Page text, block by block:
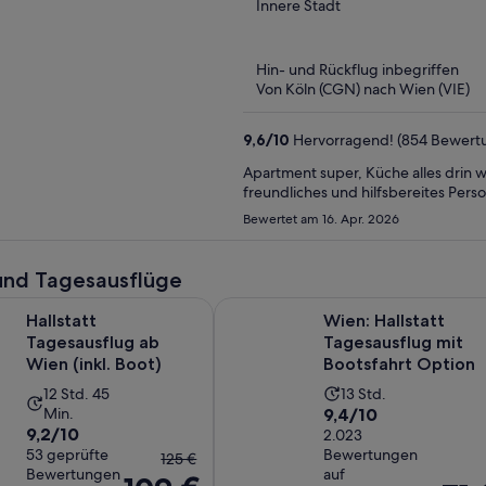
out
Innere Stadt
Hin- und Rückflug inbegriffen
Von Köln (CGN) nach Wien (VIE)
9,6/10 Hervorragend! (854
Apartment super, Küche alles drin
freundliches und hilfsbereites
Bewertet am 16. Apr. 2026
Tagesausflüge
Hallstatt
Tagesausflug ab
Wien (inkl. Boot)
Die
Aktivität
dauert
12
12 Std. 45
Min.
9.2
von
10,
9,2/10
53 geprüfte
Bewertungen
Der
vorherige
125 €
Wien: Hallstatt
Tagesausflug mit
Bootsfahrt Option
Die
Aktivität
dauert
13
13 Std.
9.4
von
10,
9,4/10
2.023
Bewertungen
auf